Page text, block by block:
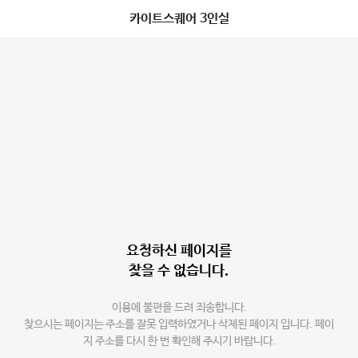
카이트스퀘어 3인실
요청하신 페이지를
찾을 수 없습니다.
이용에 불편을 드려 죄송합니다.
찾으시는 페이지는 주소를 잘못 입력하였거나 삭제된 페이지 입니다. 페이
지 주소를 다시 한 번 확인해 주시기 바랍니다.